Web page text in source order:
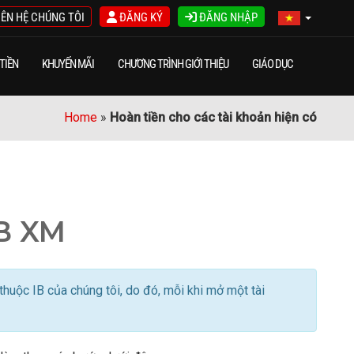
KHUYẾN MÃI CHƯƠNG TRÌNH GIỚI THIỆU GIÁO DỤC
ĐĂNG NHẬP
ĐĂNG KÝ
HỆ CHÚNG TÔI
Home » Hoàn tiền cho các tài khoản hiện có
XM
IB của chúng tôi, do đó, mỗi khi mở một tài